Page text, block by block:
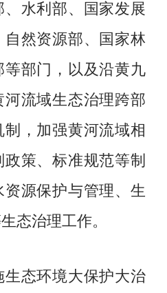
水利部、国家发展
然资源部、国家林
部门，以及沿黄九
流域生态治理跨部
，加强黄河流域相
策、标准规范等制
源保护与管理、生
态治理工作。
态环境大保护大治